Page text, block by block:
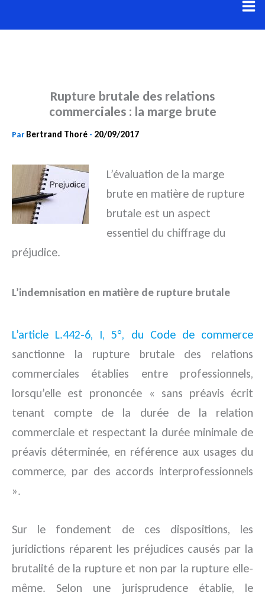
au
Rupture brutale des relations
commerciales : la marge brute
Par Bertrand Thoré - 20/09/2017
L’évaluation de la marge
brute en matière de rupture
brutale est un aspect
essentiel du chiffrage du
préjudice.
L’indemnisation en matière de rupture brutale
L’article L.442-6, I, 5°, du Code de commerce
sanctionne la rupture brutale des relations
commerciales établies entre professionnels,
lorsqu’elle est prononcée « sans préavis écrit
tenant compte de la durée de la relation
commerciale et respectant la durée minimale de
préavis déterminée, en référence aux usages du
commerce, par des accords interprofessionnels
».
Sur le fondement de ces dispositions, les
juridictions réparent les préjudices causés par la
brutalité de la rupture et non par la rupture elle-
même. Selon une jurisprudence établie, le